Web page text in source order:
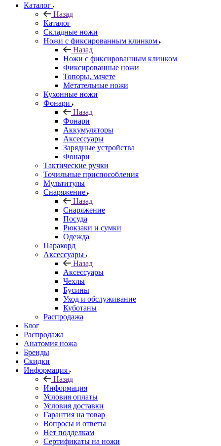
Каталог
Назад
Каталог
Складные ножи
Ножи с фиксированным клинком
Назад
Ножи с фиксированным клинком
Фиксированные ножи
Топоры, мачете
Метательные ножи
Кухонные ножи
Фонари
Назад
Фонари
Аккумуляторы
Аксессуары
Зарядные устройства
Фонари
Тактические ручки
Точильные приспособления
Мультитулы
Снаряжение
Назад
Снаряжение
Посуда
Рюкзаки и сумки
Одежда
Паракорд
Аксессуары
Назад
Аксессуары
Чехлы
Бусины
Уход и обслуживание
Куботаны
Распродажа
Блог
Распродажа
Анатомия ножа
Бренды
Скидки
Информация
Назад
Информация
Условия оплаты
Условия доставки
Гарантия на товар
Вопросы и ответы
Нет подделкам
Сертификаты на ножи